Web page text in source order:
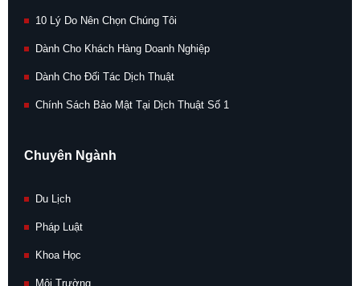
10 Lý Do Nên Chọn Chúng Tôi
Dành Cho Khách Hàng Doanh Nghiệp
Dành Cho Đối Tác Dịch Thuật
Chính Sách Bảo Mật Tại Dịch Thuật Số 1
Chuyên Ngành
Du Lịch
Pháp Luật
Khoa Học
Môi Trường